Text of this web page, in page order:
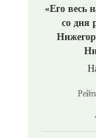
«Его весь
со дня